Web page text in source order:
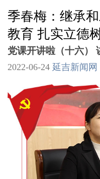
季春梅：继承
教育 扎实立德
党课开讲啦（十六）
2022-06-24 延吉新闻网